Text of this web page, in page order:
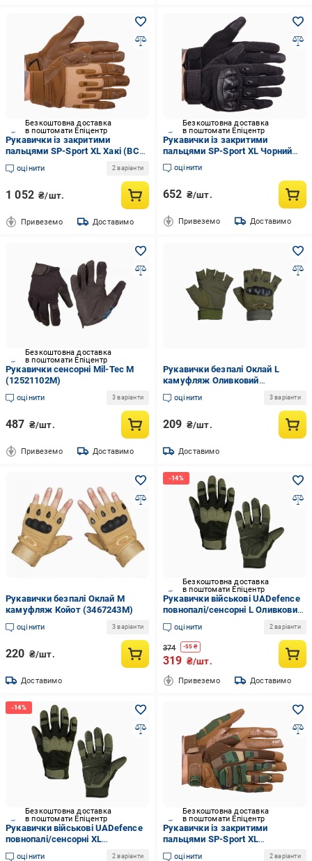
Безкоштовна доставка
в поштомати Епіцентр
Рукавички із закритими
пальцями SP-Sport XL Хакі (BC-
8795)
оцінити 2 варіанти
1 052 ₴/шт.
Привеземо Доставимо
Безкоштовна доставка
в поштомати Епіцентр
Рукавички із закритими
пальцями SP-Sport XL Чорний
(BC-8794)
оцінити
652 ₴/шт.
Привеземо Доставимо
Безкоштовна доставка
в поштомати Епіцентр
Рукавички сенсорні Mil-Tec М
(12521102M)
оцінити 3 варіанти
487 ₴/шт.
Привеземо Доставимо
Рукавички безпалі Оклай L
камуфляж Оливковий
(2590636L)
оцінити 3 варіанти
209 ₴/шт.
Доставимо
Рукавички безпалі Оклай M
камуфляж Койот (3467243M)
оцінити 3 варіанти
220 ₴/шт.
Доставимо
Безкоштовна доставка
в поштомати Епіцентр
Рукавички військові UADefence
повнопалі/сенсорні L Оливковий
(UAD0019L)
оцінити 2 варіанти
374 -55 ₴
319 ₴/шт.
Привеземо Доставимо
Безкоштовна доставка
в поштомати Епіцентр
Рукавички військові UADefence
повнопалі/сенсорні XL
Оливковий (UAD0019XL)
оцінити 2 варіанти
Безкоштовна доставка
в поштомати Епіцентр
Рукавички із закритими
пальцями SP-Sport XL
Камуфляж Woodland (BC-8799)
оцінити 2 варіанти